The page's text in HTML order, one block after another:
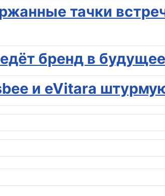
тачки
бренд в
и eVitara